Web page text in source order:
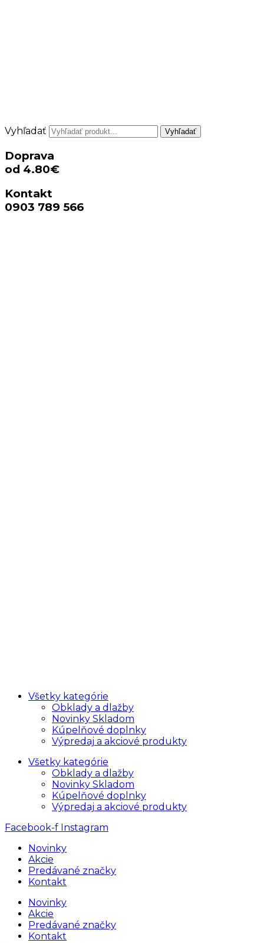
Vyhľadať Vyhľadať
Doprava
od 4.80€
Kontakt
0903 789 566
Všetky kategórie
Obklady a dlažby
Novinky Skladom
Kúpelňové doplnky
Výpredaj a akciové produkty
Všetky kategórie
Obklady a dlažby
Novinky Skladom
Kúpelňové doplnky
Výpredaj a akciové produkty
Facebook-f Instagram
Novinky
Akcie
Predávané značky
Kontakt
Novinky
Akcie
Predávané značky
Kontakt